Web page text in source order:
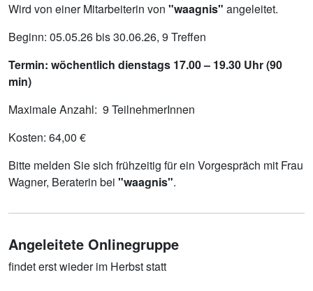
Wird von einer Mitarbeiterin von "waagnis" angeleitet.
Beginn: 05.05.26 bis 30.06.26, 9 Treffen
Termin: wöchentlich dienstags 17.00 – 19.30 Uhr (90
min)
Maximale Anzahl: 9 TeilnehmerInnen
Kosten: 64,00 €
Bitte melden Sie sich frühzeitig für ein Vorgespräch mit Frau
Wagner, Beraterin bei "waagnis".
Angeleitete Onlinegruppe
findet erst wieder im Herbst statt